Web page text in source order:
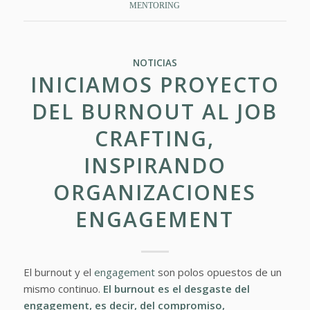
MENTORING
NOTICIAS
INICIAMOS PROYECTO
DEL BURNOUT AL JOB
CRAFTING,
INSPIRANDO
ORGANIZACIONES
ENGAGEMENT
El burnout y el engagementson polos opuestos de un
mismo continuo. El burnout es el desgaste del
engagement, es decir, del compromiso,